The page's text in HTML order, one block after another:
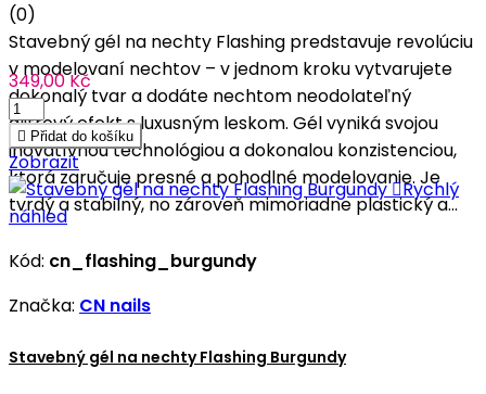
(0)
Stavebný gél na nechty Flashing predstavuje revolúciu
v modelovaní nechtov – v jednom kroku vytvarujete
dokonalý tvar a dodáte nechtom neodolateľný
glitrový efekt s luxusným leskom. Gél vyniká svojou
inovatívnou technológiou a dokonalou konzistenciou,
ktorá zaručuje presné a pohodlné modelovanie. Je
tvrdý a stabilný, no zároveň mimoriadne plastický a...
349,00 Kč
 Přidat do košíku
Zobrazit
Rychlý
náhled
Kód: cn_flashing_burgundy
Značka: CN nails
Stavebný gél na nechty Flashing Burgundy